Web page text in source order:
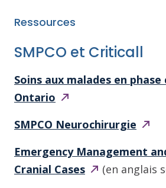
Ressources
SMPCO et Criticall
Soins aux malades en
Ontario
SMPCO Neurochirurgie
Emergency Management
Cranial Cases
(en anglais